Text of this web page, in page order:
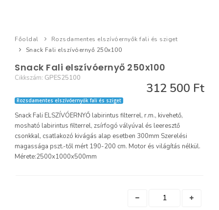
Főoldal
Rozsdamentes elszívóernyők fali és sziget
Snack Fali elszívóernyő 250x100
Snack Fali elszívóernyő 250x100
Cikkszám: GPES25100
312 500 Ft
Rozsdamentes elszívóernyők fali és sziget
Snack Fali ELSZÍVÓERNYŐ labirintus filterrel, r.m., kivehető,
mosható labirintus filterrel, zsírfogó vályúval és leeresztő
csonkkal, csatlakozó kivágás alap esetben 300mm Szerelési
magassága pszt.-től mért 190-200 cm. Motor és világítás nélkül.
Mérete:2500x1000x500mm